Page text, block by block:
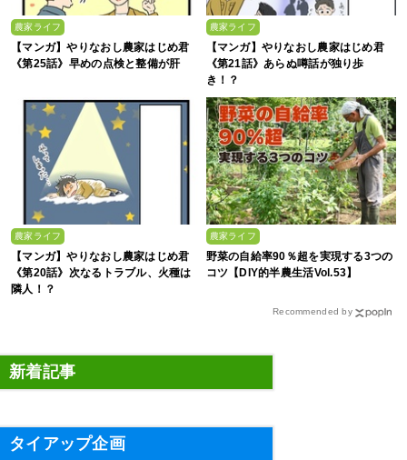
農家ライフ
【マンガ】やりなおし農家はじめ君
《第25話》早めの点検と整備が肝
農家ライフ
【マンガ】やりなおし農家はじめ君
《第21話》あらぬ噂話が独り歩
き！？
農家ライフ
【マンガ】やりなおし農家はじめ君
《第20話》次なるトラブル、火種は
隣人！？
農家ライフ
野菜の自給率90％超を実現する3つの
コツ【DIY的半農生活Vol.53】
Recommended by
新着記事
タイアップ企画